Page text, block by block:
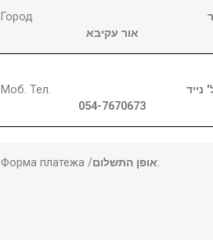
Город
אור עקיבא
Моб. Тел.
נייד
054-7670673
Форма платежа /אופן התשלום: